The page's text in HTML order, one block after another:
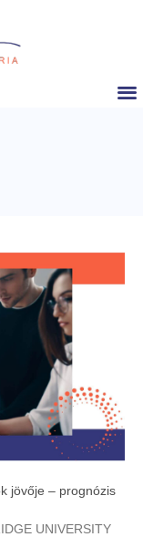
jövője – prognózis
UNIVERSITY